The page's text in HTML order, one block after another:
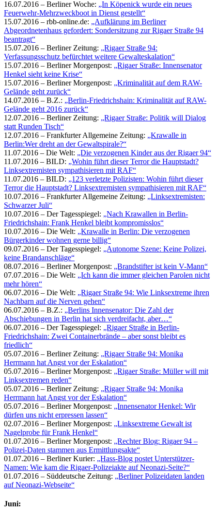
16.07.2016 – Berliner Woche: „In Köpenick wurde ein neues
Feuerwehr-Mehrzweckboot in Dienst gestellt“
15.07.2016 – rbb-online.de: „Aufklärung im Berliner
Abgeordnetenhaus gefordert: Sondersitzung zur Rigaer Straße 94
beantragt“
15.07.2016 – Berliner Zeitung: „Rigaer Straße 94:
Verfassungsschutz befürchtet weitere Gewalteskalation“
15.07.2016 – Berliner Morgenpost: „Rigaer Straße: Innensenator
Henkel sieht keine Krise“
15.07.2016 – Berliner Morgenpost: „Kriminalität auf dem RAW-
Gelände geht zurück“
14.07.2016 – B.Z.: „Berlin-Friedrichshain: Kriminalität auf RAW-
Gelände geht 2016 zurück“
12.07.2016 – Berliner Zeitung: „Rigaer Straße: Politik will Dialog
statt Runden Tisch“
12.07.2016 – Frankfurter Allgemeine Zeitung: „Krawalle in
Berlin:Wer dreht an der Gewaltspirale?“
11.07.2016 – Die Welt: „Die verzogenen Kinder aus der Rigaer 94“
11.07.2016 – BILD: „Wohin führt dieser Terror die Hauptstadt?
Linksextremisten sympathisieren mit RAF“
11.07.2016 – BILD: „123 verletzte Polizisten: Wohin führt dieser
Terror die Hauptstadt? Linksextremisten sympathisieren mit RAF“
10.07.2016 – Frankfurter Allgemeine Zeitung: „Linksextremisten:
Schwarzer Juli“
10.07.2016 – Der Tagesspiegel: „Nach Krawallen in Berlin-
Friedrichshain: Frank Henkel bleibt kompromisslos“
10.07.2016 – Die Welt: „Krawalle in Berlin: Die verzogenen
Bürgerkinder wohnen gerne billig“
09.07.2016 – Der Tagesspiegel: „Autonome Szene: Keine Polizei,
keine Brandanschläge“
08.07.2016 – Berliner Morgenpost: „Brandstifter ist kein V-Mann“
07.07.2016 – Die Welt: „Ich kann die immer gleichen Parolen nicht
mehr hören“
06.07.2016 – Die Welt: „Rigaer Straße 94: Wie Linksextreme ihren
Nachbarn auf die Nerven gehen“
06.07.2016 – B.Z.: „Berlins Innensenator: Die Zahl der
Abschiebungen in Berlin hat sich verdreifacht, aber…“
06.07.2016 – Der Tagesspiegel: „Rigaer Straße in Berlin-
Friedrichshain: Zwei Containerbrände – aber sonst bleibt es
friedlich“
05.07.2016 – Berliner Zeitung: „Rigaer Straße 94: Monika
Herrmann hat Angst vor der Eskalation“
05.07.2016 – Berliner Morgenpost: „Rigaer Straße: Müller will mit
Linksextremen reden“
05.07.2016 – Berliner Zeitung: „Rigaer Straße 94: Monika
Herrmann hat Angst vor der Eskalation“
05.07.2016 – Berliner Morgenpost: „Innensenator Henkel: Wir
dürfen uns nicht erpressen lassen“
02.07.2016 – Berliner Morgenpost: „Linksextreme Gewalt ist
Nagelprobe für Frank Henkel“
01.07.2016 – Berliner Morgenpost: „Rechter Blog: Rigaer 94 –
Polizei-Daten stammen aus Ermittlungsakte“
01.07.2016 – Berliner Kurier: „Hass-Blog postet Unterstützer-
Namen: Wie kam die Rigaer-Polizeiakte auf Neonazi-Seite?“
01.07.2016 – Süddeutsche Zeitung: „Berliner Polizeidaten landen
auf Neonazi-Webseite“
Juni: